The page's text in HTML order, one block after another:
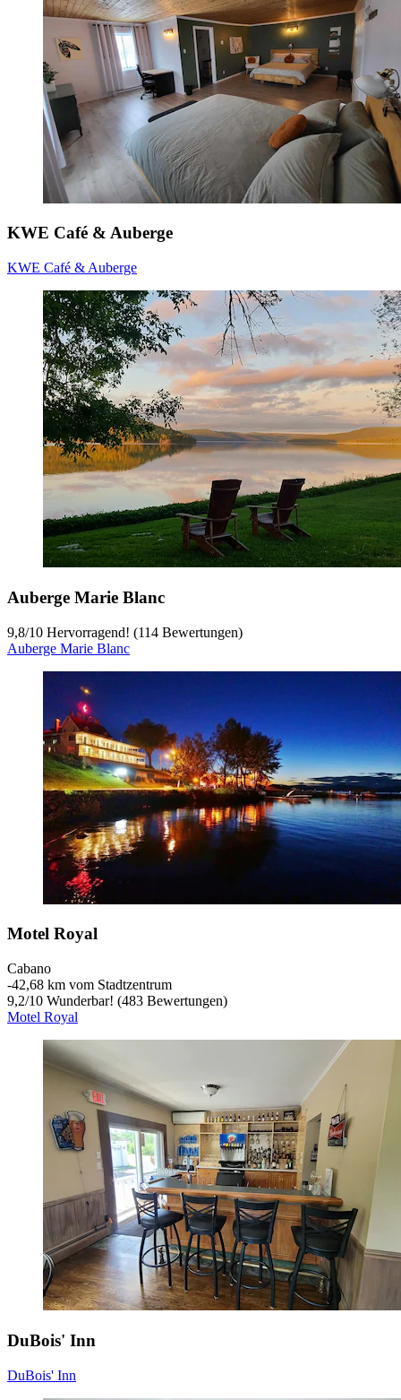
KWE Café & Auberge
KWE Café & Auberge
Auberge Marie Blanc
9,8/10 Hervorragend! (114 Bewertungen)
Auberge Marie Blanc
Motel Royal
Cabano
‐42,68 km vom Stadtzentrum
9,2/10 Wunderbar! (483 Bewertungen)
Motel Royal
DuBois' Inn
DuBois' Inn